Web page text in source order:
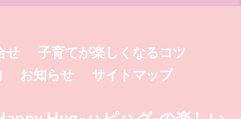
せ
子育てが楽しくなるコツ
お知らせ サイトマップ